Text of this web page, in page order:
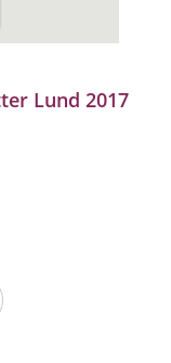
Lund 2017